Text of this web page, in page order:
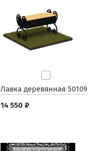
Лавка деревянная 50109
14 550 ₽